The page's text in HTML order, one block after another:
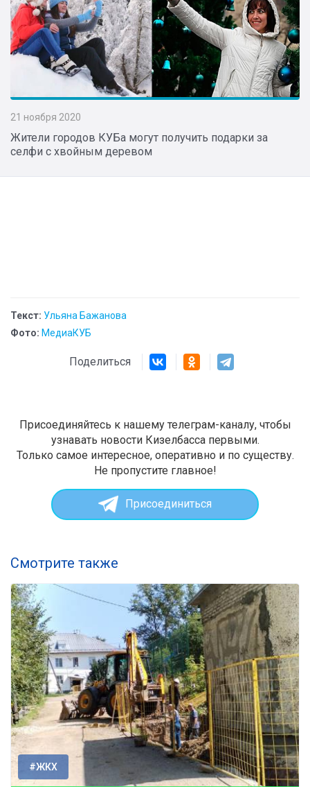
21 ноября 2020
Жители городов КУБа могут получить подарки за
селфи с хвойным деревом
Текст: Ульяна Бажанова
Фото: МедиаКУБ
Поделиться
Присоединяйтесь к нашему телеграм-каналу, чтобы
узнавать новости Кизелбасса первыми.
Только самое интересное, оперативно и по существу.
Не пропустите главное!
Присоединиться
Смотрите также
#ЖКХ